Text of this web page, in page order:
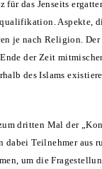
für das Jenseits
Aspekte,
je nach Religion.
der Zeit
des Islams
dritten Mal der
dabei Teilnehmer aus
um die